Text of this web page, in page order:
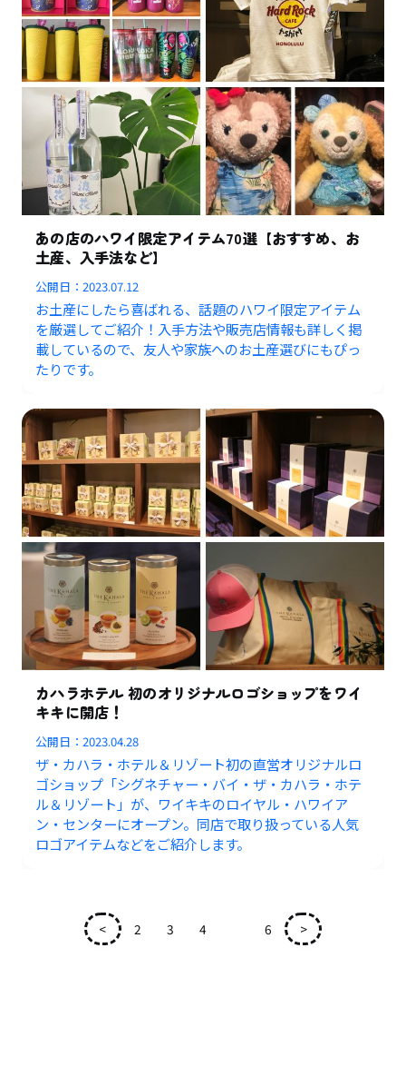
あの店のハワイ限定アイテム70選【おすすめ、お
土産、入手法など】
公開日：2023.07.12
お土産にしたら喜ばれる、話題のハワイ限定アイテム
を厳選してご紹介！入手方法や販売店情報も詳しく掲
載しているので、友人や家族へのお土産選びにもぴっ
たりです。
カハラホテル 初のオリジナルロゴショップをワイ
キキに開店！
公開日：2023.04.28
ザ・カハラ・ホテル＆リゾート初の直営オリジナルロ
ゴショップ「シグネチャー・バイ・ザ・カハラ・ホテ
ル＆リゾート」が、ワイキキのロイヤル・ハワイア
ン・センターにオープン。同店で取り扱っている人気
ロゴアイテムなどをご紹介します。
< 2 3 4 6 >